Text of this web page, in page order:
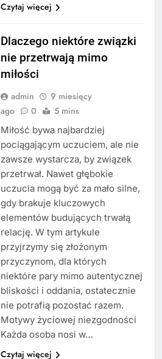
Czytaj więcej
Dlaczego niektóre związki
nie przetrwają mimo
miłości
admin
9 miesięcy
ago
0 5 mins
Miłość bywa najbardziej
pociągającym uczuciem, ale nie
zawsze wystarcza, by związek
przetrwał. Nawet głębokie
uczucia mogą być za mało silne,
gdy brakuje kluczowych
elementów budujących trwałą
relację. W tym artykule
przyjrzymy się złożonym
przyczynom, dla których
niektóre pary mimo autentycznej
bliskości i oddania, ostatecznie
nie potrafią pozostać razem.
Motywy życiowej niezgodności
Każda osoba nosi w…
Czytaj więcej